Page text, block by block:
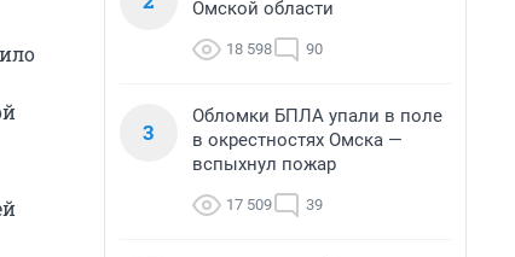
Омской области
18 598 90
3
Обломки БПЛА упали в поле
в окрестностях Омска —
вспыхнул пожар
17 509 39